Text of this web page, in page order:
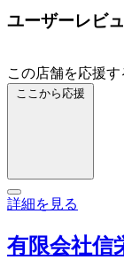
ユーザーレビ
この店舗を応援す
ここから応援
詳細を見る
有限会社信